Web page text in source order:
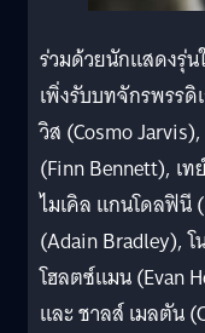
ร่วมด้วยนักแสดงรุ่น
เพิ่งรับบทจักรพรรดิ
วิส (Cosmo
(Finn Bennett), เ
ไมเคิล แกนโดลฟินี
(Adain Bradley),
โฮลตซ์แมน (Evan
และ ชาลส์ เมลตัน